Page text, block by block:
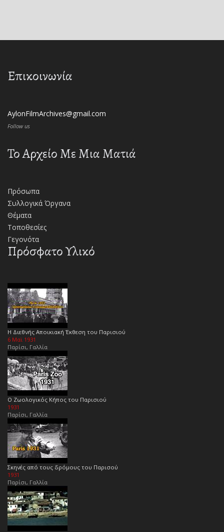
Επικοινωνία
AylonFilmArchives@gmail.com
Follow us
Το Αρχείο Με Μια Ματιά
Πρόσωπα
Συλλογικά Όργανα
Θέματα
Τοποθεσίες
Γεγονότα
Πρόσφατο Υλικό
Η Διεθνής Αποικιακή Έκθεση του Παρισιού
6 Μαϊ 1931
Παρίσι, Γαλλία
Ο Ζωολογικός Κήπος του Παρισιού
1931
Παρίσι, Γαλλία
Σκηνές από τους δρόμους του Παρισού
1931
Παρίσι, Γαλλία